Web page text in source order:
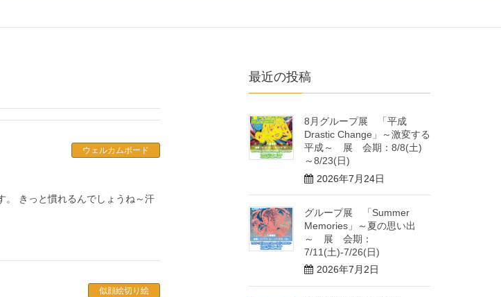
ウェルカムボード
。 きっと慣れるんでしょうね～汗
似顔絵切り絵
最近の投稿
8月グループ展 「平成
Drastic Change」～激変する
平成～ 展 会期：8/8(土)
～8/23(日)
2026年7月24日
グループ展 「Summer
Memories」～夏の思い出
～ 展 会期：
7/11(土)-7/26(日)
2026年7月2日